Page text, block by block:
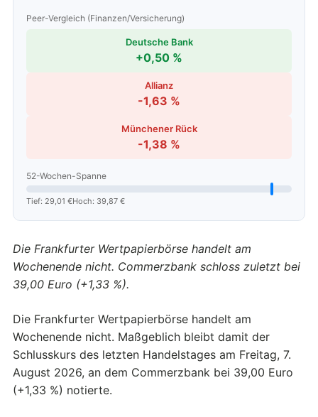
Peer-Vergleich (Finanzen/Versicherung)
Deutsche Bank
+0,50 %
Allianz
-1,63 %
Münchener Rück
-1,38 %
52-Wochen-Spanne
Tief: 29,01 €Hoch: 39,87 €
Die Frankfurter Wertpapierbörse handelt am
Wochenende nicht. Commerzbank schloss zuletzt bei
39,00 Euro (+1,33 %).
Die Frankfurter Wertpapierbörse handelt am
Wochenende nicht. Maßgeblich bleibt damit der
Schlusskurs des letzten Handelstages am Freitag, 7.
August 2026, an dem Commerzbank bei 39,00 Euro
(+1,33 %) notierte.